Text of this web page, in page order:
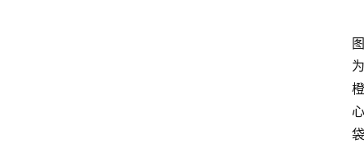
图
为
橙
心
袋